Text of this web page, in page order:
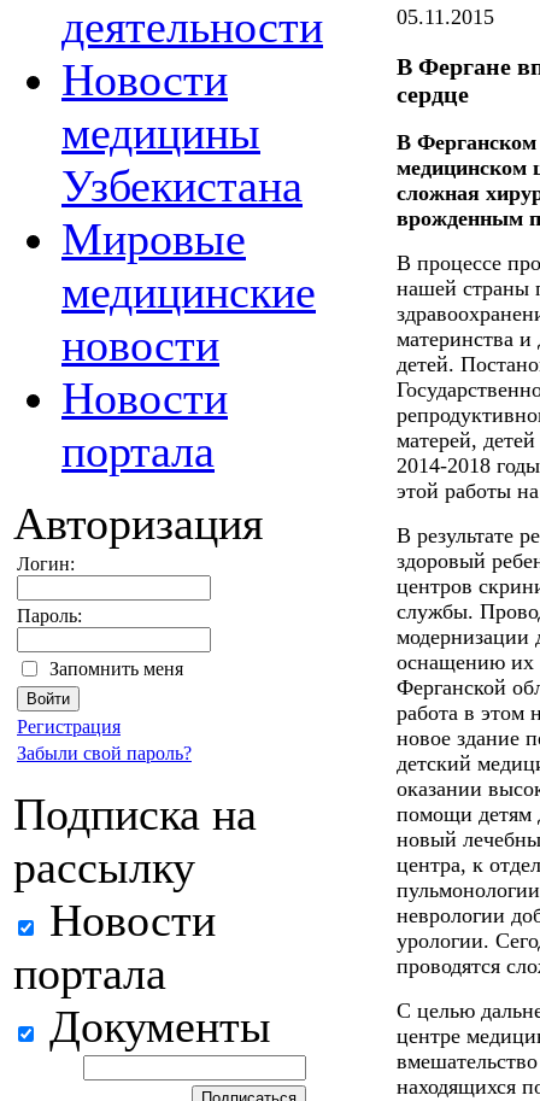
деятельности
Новости
медицины
Узбекистана
Мировые
медицинские
новости
Новости
портала
Авторизация
Логин:
Пароль:
Запомнить меня
Регистрация
Забыли свой пароль?
Подписка на
рассылку
Новости
портала
Документы
05.11.2015
В Фергане
сердце
В Ферганском
медицинском
сложная
врожденным
В процессе
нашей страны
материнства
детей.
матерей,
2014-2018
этой работы
В результате
здоровый
центров
службы.
модернизации
оснащению их
Ферганской
работа в этом
новое здание
детский
оказании
помощи детям
новый
центра, к
неврологии
урологии.
проводятся
С целью
центре
находящихся